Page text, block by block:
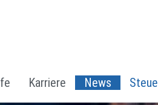
Karriere News